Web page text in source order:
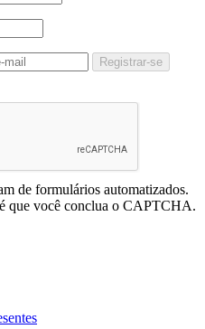
Registrar-se
de formulários automatizados.
que você conclua o CAPTCHA.